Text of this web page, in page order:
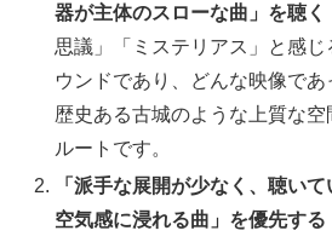
器が主体のスローな曲」を聴く
思議」「ミステリアス」と感
ウンドであり、どんな映像で
歴史ある古城のような上質な
ルートです。
「派手な展開が少なく、聴い
空気感に浸れる曲」を優先する